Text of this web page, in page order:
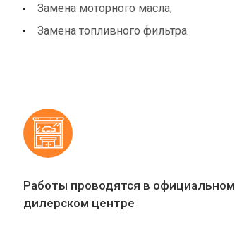
Замена моторного масла;
Замена топливного фильтра.
Работы проводятся в официальном
дилерском центре